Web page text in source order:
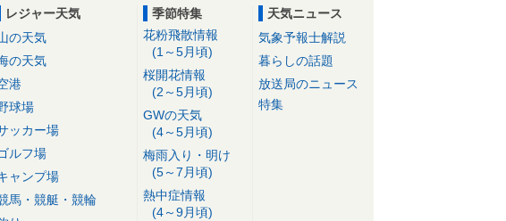
レジャー天気
の天気
の天気
港
球場
ッカー場
ルフ場
ャンプ場
馬・競艇・競輪
季節特集
花粉飛散情報
(1～5月頃)
桜開花情報
(2～5月頃)
GWの天気
(4～5月頃)
梅雨入り・明け
(5～7月頃)
熱中症情報
(4～9月頃)
天気ニュース
気象予報士解説
暮らしの話題
放送局のニュース
特集